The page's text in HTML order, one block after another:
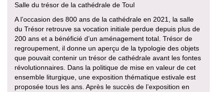
Salle du trésor de la cathédrale de Toul
A l’occasion des 800 ans de la cathédrale en 2021, la salle
du Trésor retrouve sa vocation initiale perdue depuis plus de
200 ans et a bénéficié d’un aménagement total. Trésor de
regroupement, il donne un aperçu de la typologie des objets
que pouvait contenir un trésor de cathédrale avant les fontes
révolutionnaires. Dans la politique de mise en valeur de cet
ensemble liturgique, une exposition thématique estivale est
proposée tous les ans. Après le succès de l’exposition en